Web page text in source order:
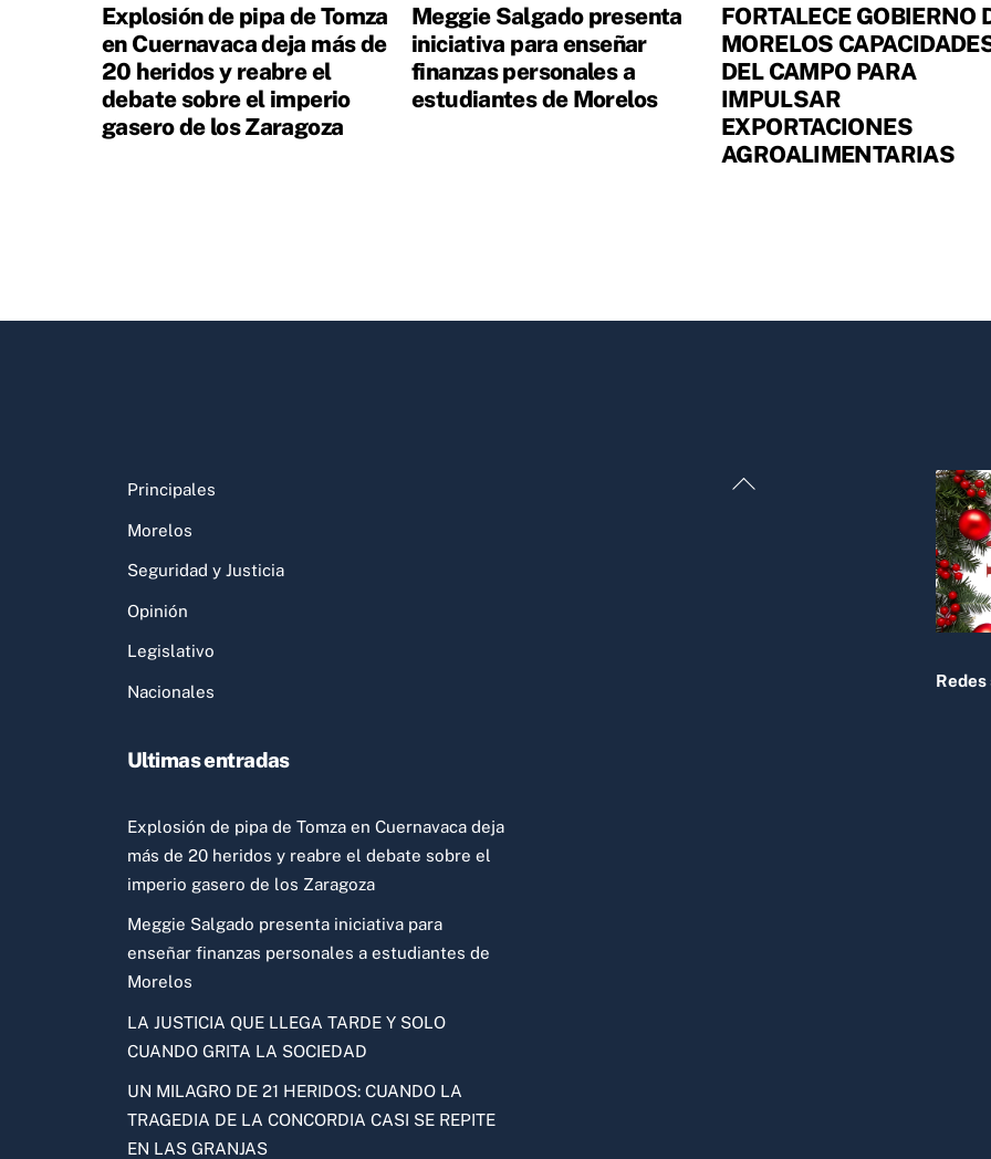
Explosión de pipa de Tomza
en Cuernavaca deja más de
20 heridos y reabre el
debate sobre el imperio
gasero de los Zaragoza
Meggie Salgado presenta
iniciativa para enseñar
finanzas personales a
estudiantes de Morelos
FORTALECE GOBIERNO
MORELOS
DEL CAMPO PARA
IMPULSAR
EXPORTACIONES
AGROALIMENTARIAS
Back
Principales
Morelos
Seguridad y Justicia
Opinión
Legislativo
Nacionales
Ultimas entradas
Explosión de pipa de Tomza en Cuernavaca deja
más de 20 heridos y reabre el debate sobre el
imperio gasero de los Zaragoza
Meggie Salgado presenta iniciativa para
enseñar finanzas personales a estudiantes de
Morelos
LA JUSTICIA QUE LLEGA TARDE Y SOLO
CUANDO GRITA LA SOCIEDAD
UN MILAGRO DE 21 HERIDOS: CUANDO LA
TRAGEDIA DE LA CONCORDIA CASI SE REPITE
EN LAS GRANJAS